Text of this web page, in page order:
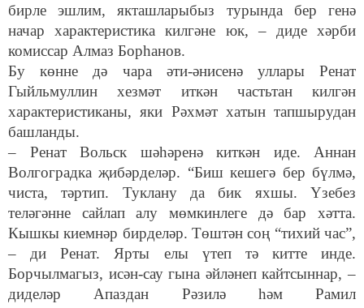
бирле эшлим, якташларыбыз турында бер генә
начар характеристика килгәне юк, – диде хәрби
комиссар Алмаз Борһанов.
Бу көнне дә чара әти-әнисенә уллары Ренат
Гыйльмуллин хезмәт иткән частьтан килгән
характеристиканы, яки Рәхмәт хатын тапшырудан
башланды.
– Ренат Вольск шәһәренә киткән иде. Аннан
Волгоградка җибәрделәр. “Биш кешегә бер бүлмә,
чиста, тәртип. Туклану да бик яхшы. Үзебез
теләгәнне сайлап алу мөмкинлеге дә бар хәтта.
Кышкы киемнәр бирделәр. Төштән соң “тихий час”,
– ди Ренат. Ярты елы үтеп тә китте инде.
Борчылмагыз, исән-сау гына әйләнеп кайтсыннар, –
диделәр Апаздан Рәзилә һәм Рамил